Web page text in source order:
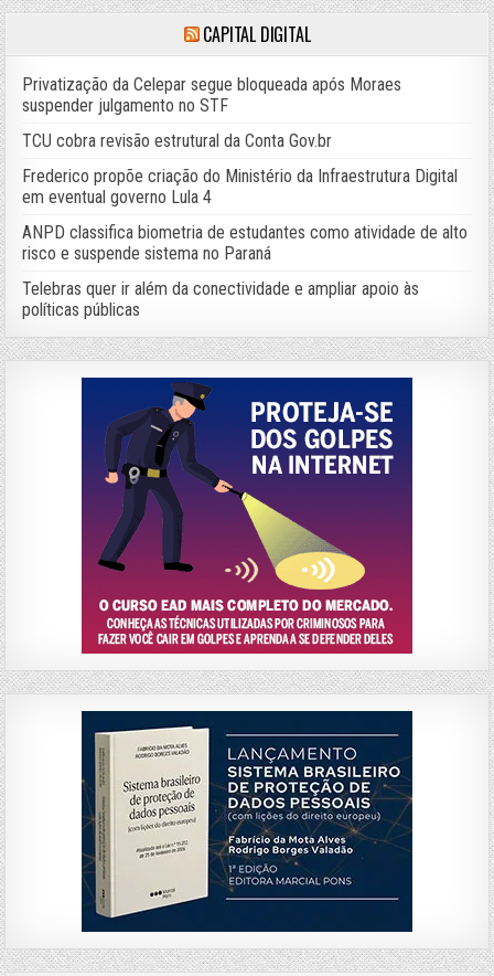
CAPITAL DIGITAL
Privatização da Celepar segue bloqueada após Moraes
suspender julgamento no STF
TCU cobra revisão estrutural da Conta Gov.br
Frederico propõe criação do Ministério da Infraestrutura Digital
em eventual governo Lula 4
ANPD classifica biometria de estudantes como atividade de alto
risco e suspende sistema no Paraná
Telebras quer ir além da conectividade e ampliar apoio às
políticas públicas